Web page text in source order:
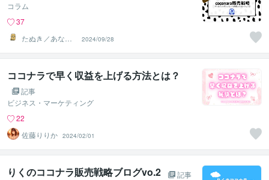
コラム
37
たぬき／あなた
の味方につきま
す
2024/09/28
ココナラで早く収益を上げる方法とは？
記事
ビジネス・マーケティング
22
佐藤りりか 2024/02/01
りくのココナラ販売戦略ブログvo.2
記事